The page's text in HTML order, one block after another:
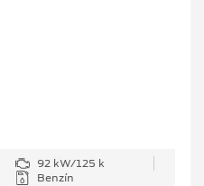
92 kW/125 k
Benzín